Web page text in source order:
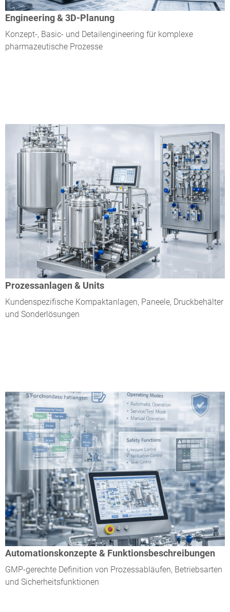
Engineering & 3D-Planung
Konzept-, Basic- und Detailengineering für komplexe
pharmazeutische Prozesse
Prozessanlagen & Units
Kundenspezifische Kompaktanlagen, Paneele, Druckbehälter
und Sonderlösungen
Automationskonzepte & Funktionsbeschreibungen
GMP-gerechte Definition von Prozessabläufen, Betriebsarten
und Sicherheitsfunktionen